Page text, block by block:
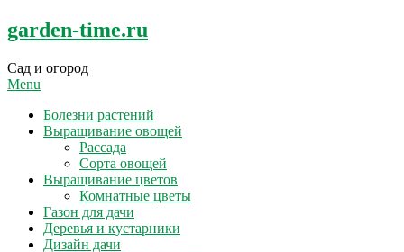
Skip
to
garden-time.ru
Сад и огород
Menu
Болезни растений
Выращивание овощей
Рассада
Сорта овощей
Выращивание цветов
Комнатные цветы
Газон для дачи
Деревья и кустарники
Дизайн дачи